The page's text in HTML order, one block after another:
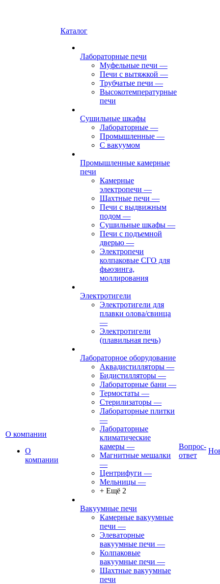
О компании
О
компании
Каталог
Лабораторные печи
Муфельные печи —
Печи с вытяжкой —
Трубчатые печи —
Высокотемпературные
печи
Сушильные шкафы
Лабораторные —
Промышленные —
С вакуумом
Промышленные камерные
печи
Камерные
электропечи —
Шахтные печи —
Печи с выдвижным
подом —
Сушильные шкафы —
Печи с подъемной
дверью —
Электропечи
колпаковые СГО для
фьюзинга,
моллирования
Электротигели
Электротигели для
плавки олова/свинца
—
Электротигели
(плавильная печь)
Лабораторное оборудование
Аквадистилляторы —
Бидистилляторы —
Лабораторные бани —
Термостаты —
Стерилизаторы —
Лабораторные плитки
—
Лабораторные
климатические
камеры —
Магнитные мешалки
—
Центрифуги —
Мельницы —
+ Ещё 2
Вакуумные печи
Камерные вакуумные
печи —
Элеваторные
вакуумные печи —
Колпаковые
вакуумные печи —
Шахтные вакуумные
печи
Вопрос-
ответ